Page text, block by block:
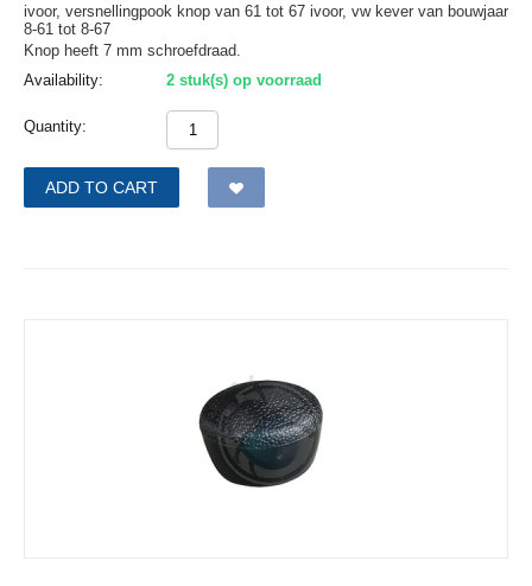
ivoor, versnellingpook knop van 61 tot 67 ivoor, vw kever van bouwjaar
8-61 tot 8-67
Knop heeft 7 mm schroefdraad.
Availability:
2 stuk(s) op voorraad
Quantity:
ADD TO CART